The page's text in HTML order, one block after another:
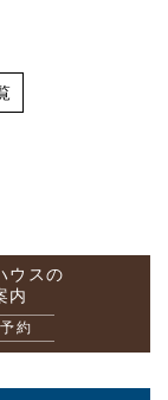
ウスの
内
約